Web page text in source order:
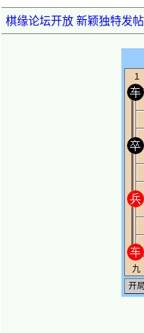
棋缘论坛开放 新颖独特发